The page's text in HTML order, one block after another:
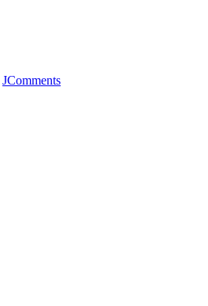
JComments